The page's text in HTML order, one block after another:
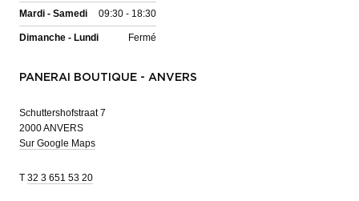
Mardi - Samedi 09:30 - 18:30
Dimanche - Lundi Fermé
PANERAI BOUTIQUE - ANVERS
Schuttershofstraat 7
2000 ANVERS
Sur Google Maps
T 32 3 651 53 20